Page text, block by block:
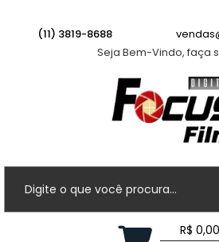
(11) 3819-8688
Seja Bem-Vindo, faça
R$ 0,00